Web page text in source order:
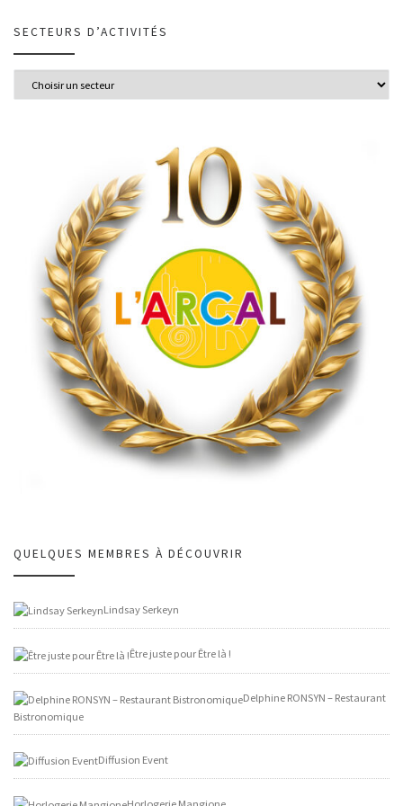
SECTEURS D’ACTIVITÉS
QUELQUES MEMBRES À DÉCOUVRIR
Lindsay Serkeyn
Être juste pour Être là !
Delphine RONSYN – Restaurant
Bistronomique
Diffusion Event